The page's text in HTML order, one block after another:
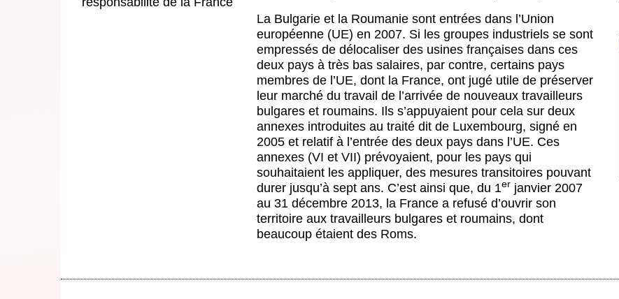
La Bulgarie et la Roumanie sont entrées dans l’Union
européenne (UE) en 2007. Si les groupes industriels se sont
empressés de délocaliser des usines françaises dans ces
deux pays à très bas salaires, par contre, certains pays
membres de l’UE, dont la France, ont jugé utile de préserver
leur marché du travail de l’arrivée de nouveaux travailleurs
bulgares et roumains. Ils s’appuyaient pour cela sur deux
annexes introduites au traité dit de Luxembourg, signé en
2005 et relatif à l’entrée des deux pays dans l’UE. Ces
annexes (VI et VII) prévoyaient, pour les pays qui
souhaitaient les appliquer, des mesures transitoires pouvant
durer jusqu’à sept ans. C’est ainsi que, du 1er janvier 2007
au 31 décembre 2013, la France a refusé d’ouvrir son
territoire aux travailleurs bulgares et roumains, dont
beaucoup étaient des Roms.